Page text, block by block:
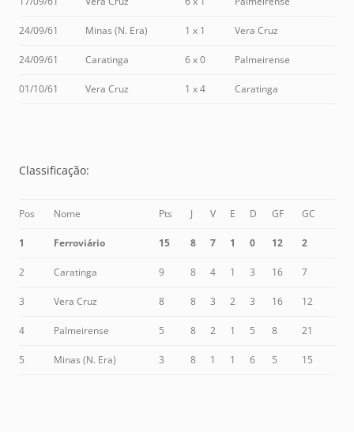
24/09/61 Minas (N. Era) 1 x 1 Vera Cruz
24/09/61 Caratinga 6 x 0 Palmeirense
01/10/61 Vera Cruz 1 x 4 Caratinga
Classificação:
Pos Nome Pts J V E D GF GC
1 Ferroviário 15 8 7 1 0 12 2
2 Caratinga 9 8 4 1 3 16 7
3 Vera Cruz 8 8 3 2 3 16 12
4 Palmeirense 5 8 2 1 5 8 21
5 Minas (N. Era) 3 8 1 1 6 5 15